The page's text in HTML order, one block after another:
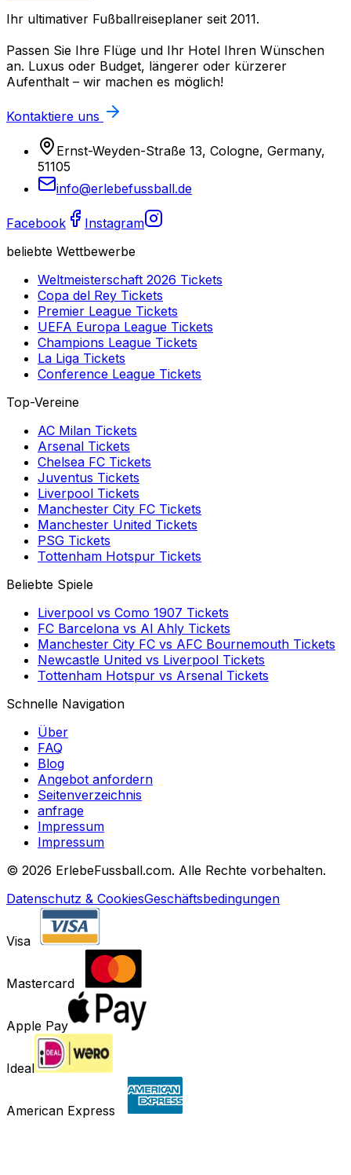
Ihr ultimativer Fußballreiseplaner seit 2011.
Passen Sie Ihre Flüge und Ihr Hotel Ihren Wünschen
an. Luxus oder Budget, längerer oder kürzerer
Aufenthalt – wir machen es möglich!
Kontaktiere uns
Ernst-Weyden-Straße 13, Cologne, Germany,
51105
info@erlebefussball.de
Facebook
Instagram
beliebte Wettbewerbe
Weltmeisterschaft 2026 Tickets
Copa del Rey Tickets
Premier League Tickets
UEFA Europa League Tickets
Champions League Tickets
La Liga Tickets
Conference League Tickets
Top-Vereine
AC Milan Tickets
Arsenal Tickets
Chelsea FC Tickets
Juventus Tickets
Liverpool Tickets
Manchester City FC Tickets
Manchester United Tickets
PSG Tickets
Tottenham Hotspur Tickets
Beliebte Spiele
Liverpool vs Como 1907 Tickets
FC Barcelona vs Al Ahly Tickets
Manchester City FC vs AFC Bournemouth Tickets
Newcastle United vs Liverpool Tickets
Tottenham Hotspur vs Arsenal Tickets
Schnelle Navigation
Über
FAQ
Blog
Angebot anfordern
Seitenverzeichnis
anfrage
Impressum
Impressum
© 2026 ErlebeFussball.com. Alle Rechte vorbehalten.
Datenschutz & CookiesGeschäftsbedingungen
Visa
Mastercard
Apple Pay
Ideal
American Express